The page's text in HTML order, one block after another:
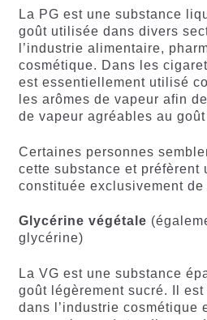
La PG est une substance
goût utilisée dans divers
l’industrie alimentaire,
cosmétique. Dans les
est essentiellement utilisé
les arômes de vapeur afin
de vapeur agréables au
Certaines personnes
cette substance et préfèrent
constituée exclusivement
Glycérine végétale
glycérine)
La VG est une substance
goût légèrement sucré. Il
dans l’industrie cosmétique